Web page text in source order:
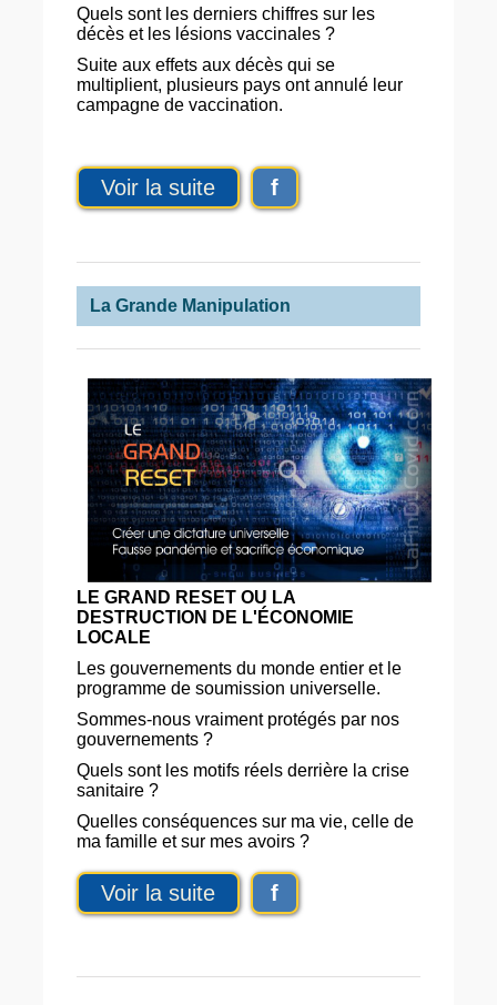
Quels sont les derniers chiffres sur les
décès et les lésions vaccinales ?
Suite aux effets aux décès qui se
multiplient, plusieurs pays ont annulé leur
campagne de vaccination.
Voir la suite f
La Grande Manipulation
LE GRAND RESET OU LA
DESTRUCTION DE L'ÉCONOMIE
LOCALE
Les gouvernements du monde entier et le
programme de soumission universelle.
Sommes-nous vraiment protégés par nos
gouvernements ?
Quels sont les motifs réels derrière la crise
sanitaire ?
Quelles conséquences sur ma vie, celle de
ma famille et sur mes avoirs ?
Voir la suite f